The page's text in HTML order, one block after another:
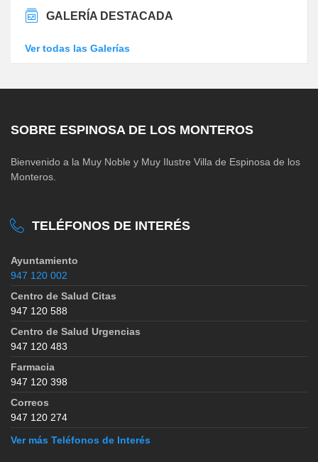
GALERÍA DESTACADA
Ver todas las Galerías
SOBRE ESPINOSA DE LOS MONTEROS
Bienvenido a la Muy Noble y Muy Ilustre Villa de Espinosa de los
Monteros.
TELÉFONOS DE INTERÉS
Ayuntamiento
947 120 002
Centro de Salud Citas
947 120 588
Centro de Salud Urgencias
947 120 483
Farmacia
947 120 398
Correos
947 120 274
Ver más Teléfonos de Interés